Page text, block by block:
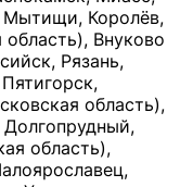
Мытищи, Королёв,
Внуково
Рязань,
область),
область),